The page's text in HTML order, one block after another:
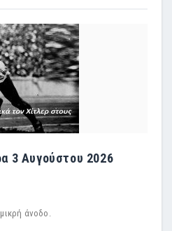
3 Αυγούστου 2026
άνοδο.